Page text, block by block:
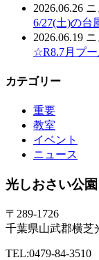
2026.06.26
6/27(土)の台
2026.06.19
☆R8.7月プ
カテゴリー
重要
教室
イベント
ニュース
光しおさい公園
〒289-1726
千葉県山武郡横芝
TEL:0479-84-3510